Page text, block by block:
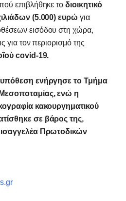
επιβλήθηκε τοδιοικητικό
(5.000) ευρώγια
εισόδου στη χώρα,
για τον περιορισμό της
covid-19.
υπόθεση ενήργησε το Τμήμα
ενώ η
κακουργηματικού
σε βάρος της,
Πρωτοδικών